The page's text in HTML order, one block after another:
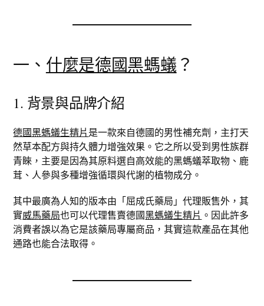
一、 什麼是德國黑螞蟻 ？
1. 背景與品牌介紹
德國黑螞蟻生精片是一款來自德國的男性補充劑，主打天
然草本配方與持久體力增強效果。它之所以受到男性族群
青睞，主要是因為其原料選自高效能的黑螞蟻萃取物、鹿
茸、人參與多種增強循環與代謝的植物成分。
其中最廣為人知的版本由「屈成氏藥局」代理販售外，其
實威馬藥局也可以代理售賣德國黑螞蟻生精片 。因此許多
消費者誤以為它是該藥局專屬商品，其實這款產品在其他
通路也能合法取得。